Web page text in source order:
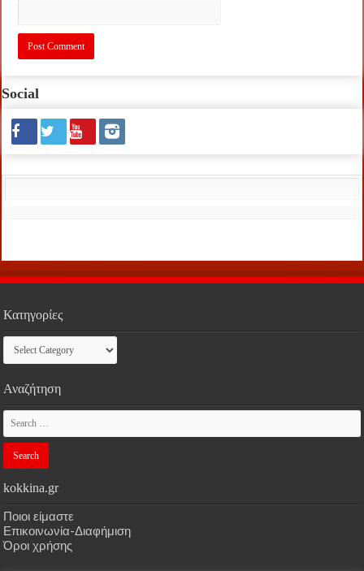
Social
Κατηγορίες
Κατηγορίες
Αναζήτηση
kokkina.gr
Ποιοι είμαστε
Επικοινωνία-Διαφήμιση
Όροι χρήσης